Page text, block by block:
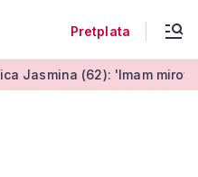
Pretplata
mirovinu od 290 eura, a